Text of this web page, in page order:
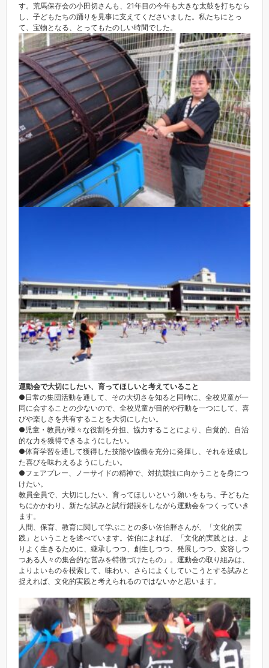
す。荒馬保存会の小田切さんも、21年目の今年も大きな太鼓を打ちなら
し、子どもたちの踊りを見事に支えてくださいました。私たちにとっ
て、宝物となる、とってもたのしい時間でした。
運動会で大切にしたい、育ってほしいと考えていること
●日常の集団活動を通して、その大切さを知ると同時に、全校児童が一
同に会することの少ないので、全校児童が目的や行動を一つにして、喜
びや楽しさを共有することを大切にしたい。
●児童・教員が様々な役割を分担、協力することにより、自覚的、自治
的な力を獲得できるようにしたい。
●体育学習を通して獲得した技能や協働を充分に発揮し、それを達成し
た喜びを味わえるようにしたい。
●フェアプレー、ノーサイドの精神で、対抗競技に向かうことを身につ
けたい。
教員全員で、大切にしたい、育ってほしいという願いをもち、子どもた
ちにかかわり、新たな試みと試行錯誤をしながら運動会をつくっていき
ます。
人間、保育、教育に関して学ぶことの多い佐伯胖さんが、「文化的実
践」ということを述べています。佐伯によれば、「文化的実践とは、よ
りよく生きるために、継承しつつ、創生しつつ、発展しつつ、変容しつ
つある人々の集合的な営みを特徴づけたもの」。運動会の取り組みは、
よりよいものを模索して、味わい、さらによくしていこうとする試みと
捉えれば、文化的実践と考えられるのではないかと思います。